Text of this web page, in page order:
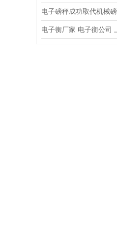
电子磅秤成功取代机械